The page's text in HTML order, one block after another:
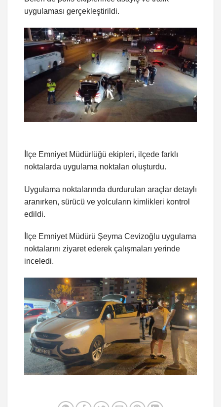
uygulaması gerçekleştirildi.
İlçe Emniyet Müdürlüğü ekipleri, ilçede farklı
noktalarda uygulama noktaları oluşturdu.
Uygulama noktalarında durdurulan araçlar detaylı
aranırken, sürücü ve yolcuların kimlikleri kontrol
edildi.
İlçe Emniyet Müdürü Şeyma Cevizoğlu uygulama
noktalarını ziyaret ederek çalışmaları yerinde
inceledi.